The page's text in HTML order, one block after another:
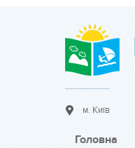
м. Київ
Головна